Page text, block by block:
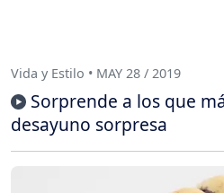
Vida y Estilo • MAY 28 / 2019
Sorprende a los que
desayuno sorpresa